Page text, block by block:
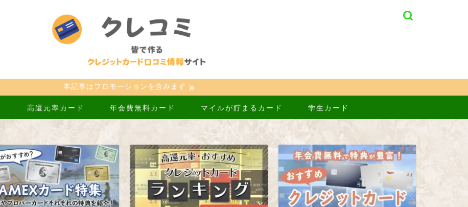
本記事はプロモーションを含みます
高還元率カード 年会費無料カード マイルが貯まるカード 学生カード